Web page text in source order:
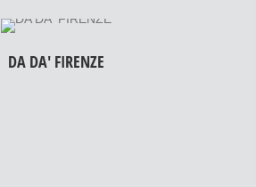
DA DA' FIRENZE